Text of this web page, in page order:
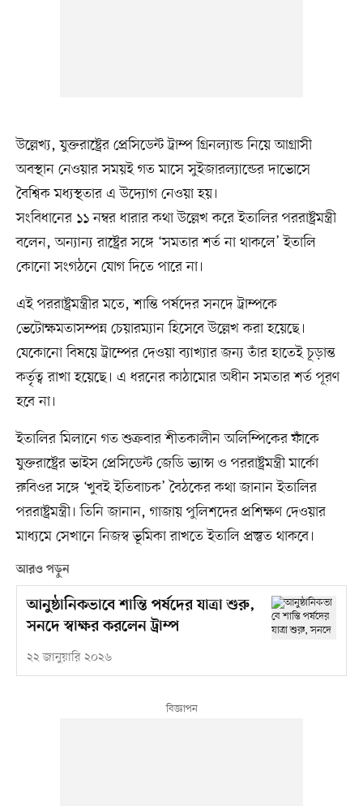
উল্লেখ্য, যুক্তরাষ্ট্রের প্রেসিডেন্ট ট্রাম্প গ্রিনল্যান্ড নিয়ে আগ্রাসী
অবস্থান নেওয়ার সময়ই গত মাসে সুইজারল্যান্ডের দাভোসে
বৈশ্বিক মধ্যস্থতার এ উদ্যোগ নেওয়া হয়।
সংবিধানের ১১ নম্বর ধারার কথা উল্লেখ করে ইতালির পররাষ্ট্রমন্ত্রী
বলেন, অন্যান্য রাষ্ট্রের সঙ্গে ‘সমতার শর্ত না থাকলে’ ইতালি
কোনো সংগঠনে যোগ দিতে পারে না।
এই পররাষ্ট্রমন্ত্রীর মতে, শান্তি পর্ষদের সনদে ট্রাম্পকে
ভেটোক্ষমতাসম্পন্ন চেয়ারম্যান হিসেবে উল্লেখ করা হয়েছে।
যেকোনো বিষয়ে ট্রাম্পের দেওয়া ব্যাখ্যার জন্য তাঁর হাতেই চূড়ান্ত
কর্তৃত্ব রাখা হয়েছে। এ ধরনের কাঠামোর অধীন সমতার শর্ত পূরণ
হবে না।
ইতালির মিলানে গত শুক্রবার শীতকালীন অলিম্পিকের ফাঁকে
যুক্তরাষ্ট্রের ভাইস প্রেসিডেন্ট জেডি ভ্যান্স ও পররাষ্ট্রমন্ত্রী মার্কো
রুবিওর সঙ্গে ‘খুবই ইতিবাচক’ বৈঠকের কথা জানান ইতালির
পররাষ্ট্রমন্ত্রী। তিনি জানান, গাজায় পুলিশদের প্রশিক্ষণ দেওয়ার
মাধ্যমে সেখানে নিজস্ব ভূমিকা রাখতে ইতালি প্রস্তুত থাকবে।
আরও পড়ুন
আনুষ্ঠানিকভাবে শান্তি পর্ষদের যাত্রা শুরু,
সনদে স্বাক্ষর করলেন ট্রাম্প
২২ জানুয়ারি ২০২৬